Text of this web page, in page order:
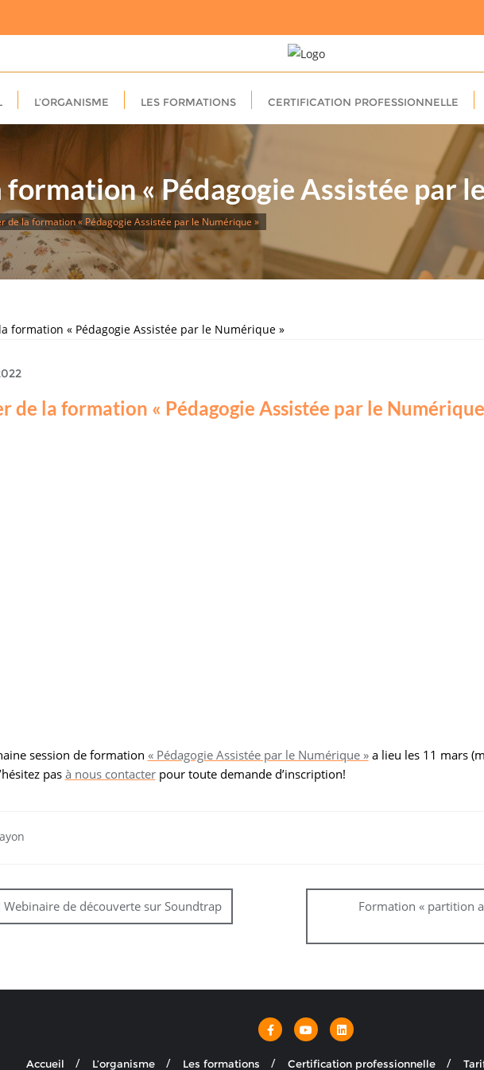
L’ORGANISME LES FORMATIONS CERTIFICATION PROFESSIONNELLE
formation « Pédagogie Assistée par
de la formation « Pédagogie Assistée par le Numérique »
de la formation « Pédagogie Assistée par le
session de formation « Pédagogie Assistée par le Numérique »a lieu les 11 mars
pas à nous contacterpour toute demande d’inscription!
Webinaire de découverte sur Soundtrap Formation « partition
Accueil L’organisme Les formations Certification professionnelle